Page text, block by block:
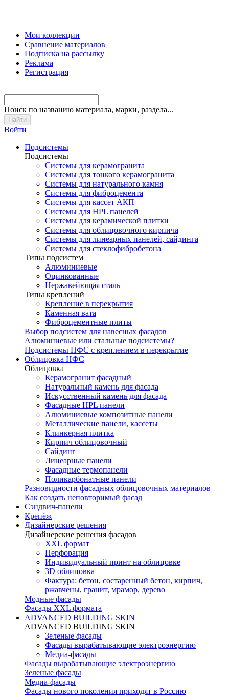
Мои коллекции
Сравнение материалов
Подписка на рассылку
Реклама
Регистрация
Поиск по названию материала, марки, раздела...
Войти
Подсистемы
Подсистемы
Системы для керамогранита
Системы для тонкого керамогранита
Системы для натурального камня
Системы для фиброцемента
Системы для кассет АКП
Системы для HPL панелей
Системы для керамической плитки
Системы для облицовочного кирпича
Системы для линеарных панелей, сайдинга
Системы для стеклофибробетона
Типы подсистем
Алюминиевые
Оцинкованные
Нержавейющая сталь
Типы креплений
Крепление в перекрытия
Каменная вата
Фиброцементные плиты
Выбор подсистем для навесных фасадов
Алюминиевые или стальные подсистемы?
Подсистемы НФС с креплением в перекрытие
Облицовка НФС
Облицовка
Керамогранит фасадный
Натуральный камень для фасада
Искусственный камень для фасада
Фасадные HPL панели
Алюминиевые композитные панели
Металлические панели, кассеты
Клинкерная плитка
Кирпич облицовочный
Сайдинг
Линеарные панели
Фасадные термопанели
Поликарбонатные панели
Разновидности фасадных облицовочных материалов
Как создать неповторимый фасад
Сэндвич-панели
Крепёж
Дизайнерские решения
Дизайнерские решения фасадов
XXL формат
Перфорация
Индивидуальный принт на облицовке
3D облицовка
Фактура: бетон, состаренный бетон, кирпич,
ржавчены, гранит, мрамор, дерево
Модные фасады
Фасады XXL формата
ADVANCED BUILDING SKIN
ADVANCED BUILDING SKIN
Зеленые фасады
Фасады вырабатывающие электроэнергию
Медиа-фасады
Фасады вырабатывающие электроэнергию
Зеленые фасады
Медиа-фасады
Фасады нового поколения приходят в Россию